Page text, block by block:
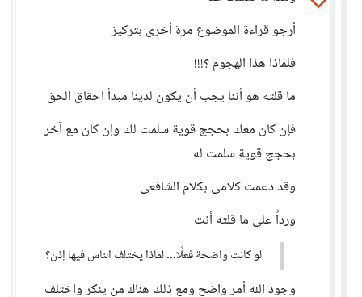
أرجو قراءة الموضوع مرة أخرى بتركيز
فلماذا هذا الهجوم ؟!!!
ما قلته هو أننا يجب أن يكون لدينا مبدأ احقاق الحق
فإن كان معك بحجج قوية سلمت لك وإن كان مع آخر
بحجج قوية سلمت له
وقد دعمت كلامى بكلام الشافعى
ورداً على ما قلته أنت
لو كانت واضحة فعلًا… لماذا يختلف الناس فيها إذن؟
وجود الله أمر واضح ومع ذلك هناك من ينكر واختلف